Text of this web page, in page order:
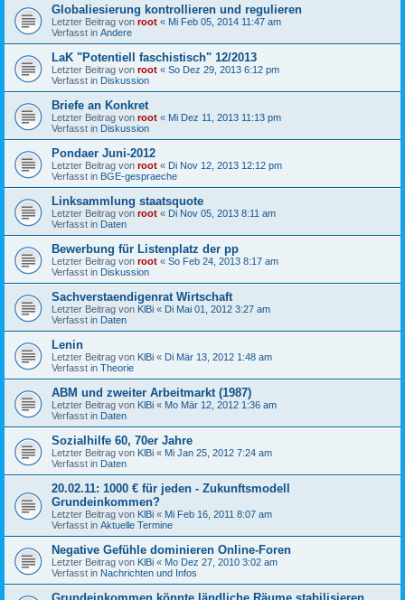
Globaliesierung kontrollieren und regulieren
Letzter Beitrag von root « Mi Feb 05, 2014 11:47 am
Verfasst in Andere
LaK "Potentiell faschistisch" 12/2013
Letzter Beitrag von root « So Dez 29, 2013 6:12 pm
Verfasst in Diskussion
Briefe an Konkret
Letzter Beitrag von root « Mi Dez 11, 2013 11:13 pm
Verfasst in Diskussion
Pondaer Juni-2012
Letzter Beitrag von root « Di Nov 12, 2013 12:12 pm
Verfasst in BGE-gespraeche
Linksammlung staatsquote
Letzter Beitrag von root « Di Nov 05, 2013 8:11 am
Verfasst in Daten
Bewerbung für Listenplatz der pp
Letzter Beitrag von root « So Feb 24, 2013 8:17 am
Verfasst in Diskussion
Sachverstaendigenrat Wirtschaft
Letzter Beitrag von KlBi « Di Mai 01, 2012 3:27 am
Verfasst in Daten
Lenin
Letzter Beitrag von KlBi « Di Mär 13, 2012 1:48 am
Verfasst in Theorie
ABM und zweiter Arbeitmarkt (1987)
Letzter Beitrag von KlBi « Mo Mär 12, 2012 1:36 am
Verfasst in Daten
Sozialhilfe 60, 70er Jahre
Letzter Beitrag von KlBi « Mi Jan 25, 2012 7:24 am
Verfasst in Daten
20.02.11: 1000 € für jeden - Zukunftsmodell
Grundeinkommen?
Letzter Beitrag von KlBi « Mi Feb 16, 2011 8:07 am
Verfasst in Aktuelle Termine
Negative Gefühle dominieren Online-Foren
Letzter Beitrag von KlBi « Mo Dez 27, 2010 3:02 am
Verfasst in Nachrichten und Infos
Grundeinkommen könnte ländliche Räume stabilisieren